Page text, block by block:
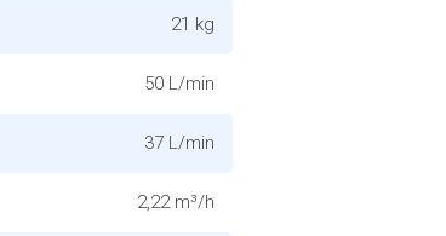
21 kg
50 L/min
37 L/min
2,22 m³/h